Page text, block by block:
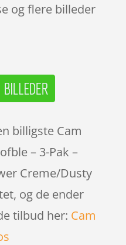
og flere billeder
billigste Cam
– 3-Pak –
Creme/Dusty
og de ender
tilbud her: Cam